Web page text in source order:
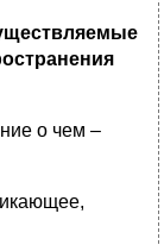
о чем –